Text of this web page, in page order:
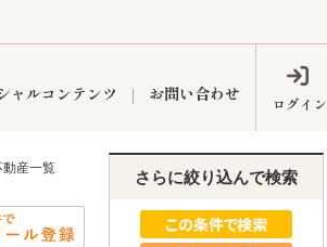
フォームインフォメーション ブログ
ャルコンテンツ
ペーン
お問い合わせ ログイン
動産一覧 さらに絞り込んで検索